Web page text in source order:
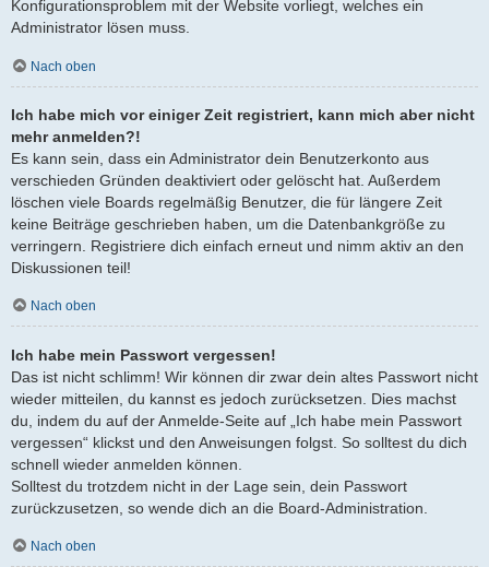
Konfigurationsproblem mit der Website vorliegt, welches ein
Administrator lösen muss.
Nach oben
Ich habe mich vor einiger Zeit registriert, kann mich aber nicht
mehr anmelden?!
Es kann sein, dass ein Administrator dein Benutzerkonto aus
verschieden Gründen deaktiviert oder gelöscht hat. Außerdem
löschen viele Boards regelmäßig Benutzer, die für längere Zeit
keine Beiträge geschrieben haben, um die Datenbankgröße zu
verringern. Registriere dich einfach erneut und nimm aktiv an den
Diskussionen teil!
Nach oben
Ich habe mein Passwort vergessen!
Das ist nicht schlimm! Wir können dir zwar dein altes Passwort nicht
wieder mitteilen, du kannst es jedoch zurücksetzen. Dies machst
du, indem du auf der Anmelde-Seite auf „Ich habe mein Passwort
vergessen“ klickst und den Anweisungen folgst. So solltest du dich
schnell wieder anmelden können.
Solltest du trotzdem nicht in der Lage sein, dein Passwort
zurückzusetzen, so wende dich an die Board-Administration.
Nach oben